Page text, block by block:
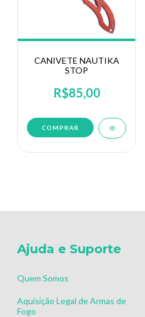
CANIVETE NAUTIKA
STOP
R$85,00
Ajuda e Suporte
Quem Somos
Aquisição Legal de Armas de
Fogo